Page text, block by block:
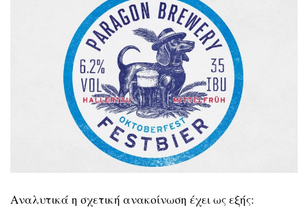
Αναλυτικά η σχετική ανακοίνωση έχει ως εξής: